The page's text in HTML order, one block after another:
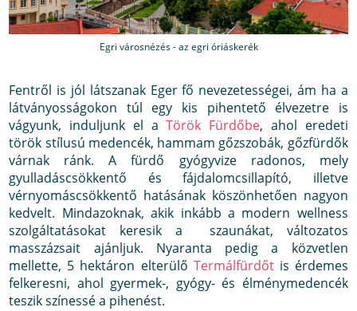
Egri városnézés - az egri óriáskerék
Fentről is jól látszanak Eger fő nevezetességei, ám ha a
látványosságokon túl egy kis pihentető élvezetre is
vágyunk, induljunk el aTörök Fürdőbe, ahol eredeti
török stílusú medencék, hammam gőzszobák, gőzfürdők
várnak ránk. A fürdő gyógyvize radonos, mely
gyulladáscsökkentő és fájdalomcsillapító, illetve
vérnyomáscsökkentő hatásának köszönhetően nagyon
kedvelt. Mindazoknak, akik inkább a modern wellness
szolgáltatásokat keresik a szaunákat, változatos
masszázsait ajánljuk. Nyaranta pedig a közvetlen
mellette, 5 hektáron elterülő Termálfürdőtis érdemes
felkeresni, ahol gyermek-, gyógy- és élménymedencék
teszik színessé a pihenést.